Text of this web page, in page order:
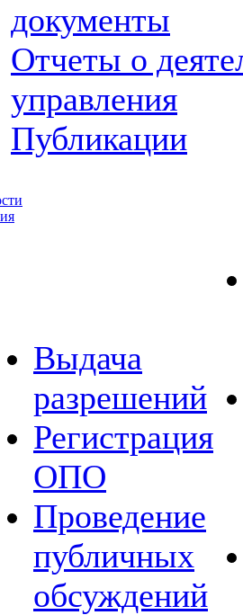
документы
Отчеты о
управления
Публикации
Выдача
разрешений
Регистрация
ОПО
Проведение
публичных
обсуждений